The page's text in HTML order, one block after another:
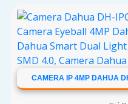
CAMERA IP 4MP DAHUA